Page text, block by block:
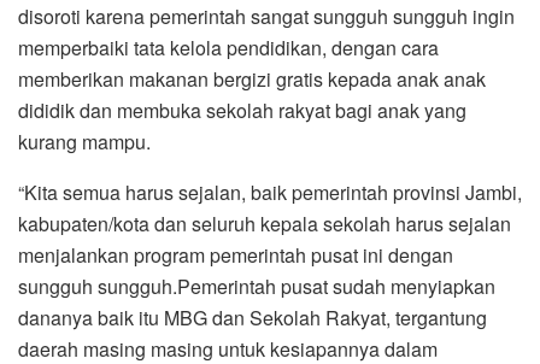
disoroti karena pemerintah sangat sungguh sungguh ingin
memperbaiki tata kelola pendidikan, dengan cara
memberikan makanan bergizi gratis kepada anak anak
dididik dan membuka sekolah rakyat bagi anak yang
kurang mampu.
“Kita semua harus sejalan, baik pemerintah provinsi Jambi,
kabupaten/kota dan seluruh kepala sekolah harus sejalan
menjalankan program pemerintah pusat ini dengan
sungguh sungguh.Pemerintah pusat sudah menyiapkan
dananya baik itu MBG dan Sekolah Rakyat, tergantung
daerah masing masing untuk kesiapannya dalam